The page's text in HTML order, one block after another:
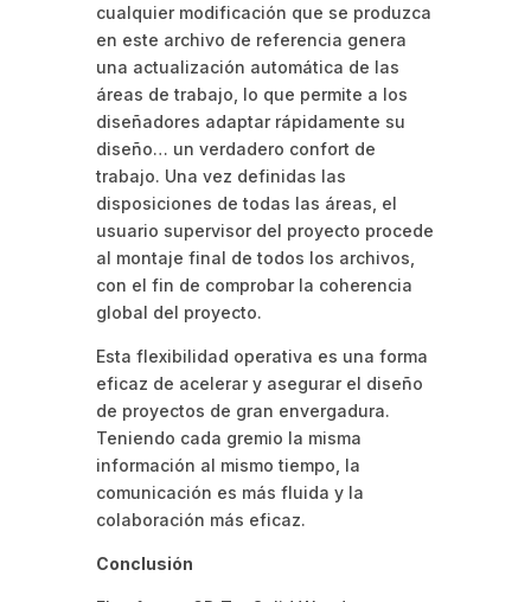
cualquier modificación que se produzca
en este archivo de referencia genera
una actualización automática de las
áreas de trabajo, lo que permite a los
diseñadores adaptar rápidamente su
diseño… un verdadero confort de
trabajo. Una vez definidas las
disposiciones de todas las áreas, el
usuario supervisor del proyecto procede
al montaje final de todos los archivos,
con el fin de comprobar la coherencia
global del proyecto.
Esta flexibilidad operativa es una forma
eficaz de acelerar y asegurar el diseño
de proyectos de gran envergadura.
Teniendo cada gremio la misma
información al mismo tiempo, la
comunicación es más fluida y la
colaboración más eficaz.
Conclusión